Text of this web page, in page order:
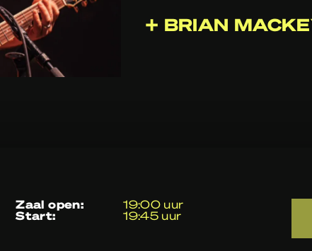
+ BRIAN
zaal open: 19:00 uur
start: 19:45 uur